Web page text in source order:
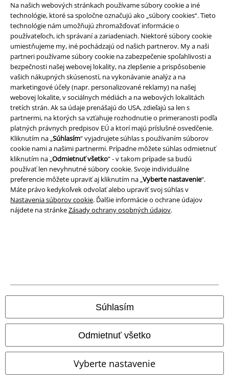
Na našich webových stránkach používame súbory cookie a iné
technológie, ktoré sa spoločne označujú ako „súbory cookies“. Tieto
technológie nám umožňujú zhromažďovať informácie o
používateľoch, ich správaní a zariadeniach. Niektoré súbory cookie
umiestňujeme my, iné pochádzajú od našich partnerov. My a naši
partneri používame súbory cookie na zabezpečenie spoľahlivosti a
bezpečnosti našej webovej lokality, na zlepšenie a prispôsobenie
vašich nákupných skúseností, na vykonávanie analýz a na
marketingové účely (napr. personalizované reklamy) na našej
webovej lokalite, v sociálnych médiách a na webových lokalitách
tretích strán. Ak sa údaje prenášajú do USA, zdieľajú sa len s
partnermi, na ktorých sa vzťahuje rozhodnutie o primeranosti podľa
platných právnych predpisov EÚ a ktorí majú príslušné osvedčenie.
Kliknutím na „Súhlasím“ vyjadrujete súhlas s používaním súborov
cookie nami a našimi partnermi. Prípadne môžete súhlas odmietnuť
kliknutím na „Odmietnuť všetko“ - v takom prípade sa budú
používať len nevyhnutné súbory cookie. Svoje individuálne
preferencie môžete upraviť aj kliknutím na „Vyberte nastavenie“.
Máte právo kedykoľvek odvolať alebo upraviť svoj súhlas v
Nastavenia súborov cookie. Ďalšie informácie o ochrane údajov
nájdete na stránkeZásady ochrany osobných údajov.
Súhlasím
Odmietnuť všetko
Vyberte nastavenie
Nová aplikácia EMP
Stiahnite si novú EMP aplikáciu zdarma a využite všetky nové
funkcie a výhody!
A Warner Music Group Company
Právne informácie
Podmienky
Imprint
Ochrana osobných údajov
Likvidácia odpadu a ochrana životného prostredia